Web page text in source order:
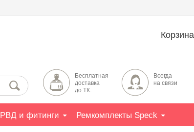
Корзина
Бесплатная
доставка
до ТК.
Всегда
на связи
РВД и фитинги Ремкомплекты Speck